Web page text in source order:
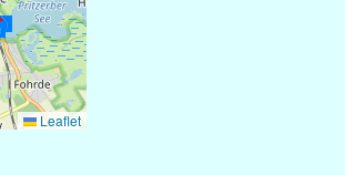
Leaflet